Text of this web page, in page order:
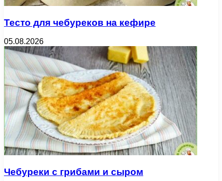
Тесто для чебуреков на кефире
05.08.2026
Чебуреки с грибами и сыром